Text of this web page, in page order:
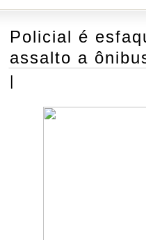
Policial é
assalto a
|